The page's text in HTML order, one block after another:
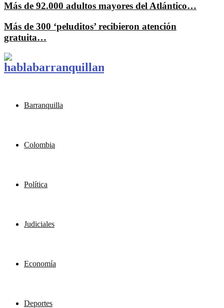
Más de 92.000 adultos mayores del Atlántico…
Más de 300 ‘peluditos’ recibieron atención
gratuita…
Barranquilla
Colombia
Política
Judiciales
Economía
Deportes